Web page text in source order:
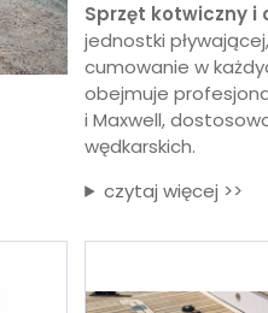
Sprzęt kotwiczny i
jednostki
cumowanie w
obejmuje
i Maxwell,
wędkarskich.
czytaj więcej >>